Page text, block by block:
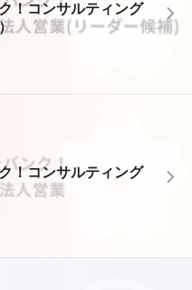
！コンサルティング
！コンサルティング